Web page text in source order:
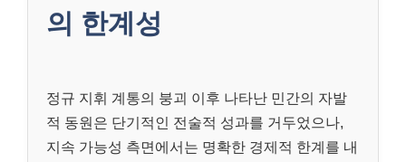
의 한계성
정규 지휘 계통의 붕괴 이후 나타난 민간의 자발
적 동원은 단기적인 전술적 성과를 거두었으나,
지속 가능성 측면에서는 명확한 경제적 한계를 내